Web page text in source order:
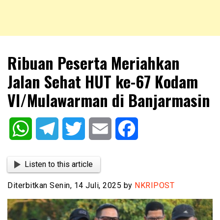
NKRIPOST
Ribuan Peserta Meriahkan
Jalan Sehat HUT ke-67 Kodam
VI/Mulawarman di Banjarmasin
WhatsAppTelegram Twitter Email
Listen to this article
Diterbitkan Senin, 14 Juli, 2025 by NKRIPOST